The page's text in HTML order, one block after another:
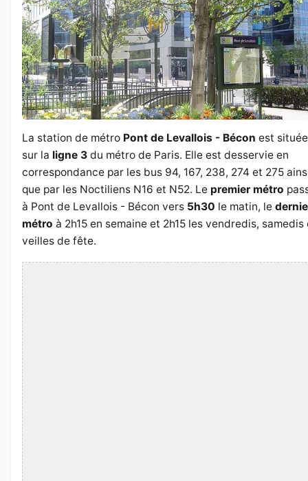
La station de métro Pont de Levallois - Bécon est située
sur la ligne 3 du métro de Paris. Elle est desservie en
correspondance par les bus 94, 167, 238, 274 et 275
que par les Noctiliens N16 et N52. Le premier métro
à Pont de Levallois - Bécon vers 5h30 le matin, le
métro à 2h15 en semaine et 2h15 les vendredis, samedis
veilles de fête.